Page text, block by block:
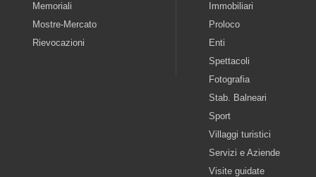
Memoriali
Mostre-Mercato
Rievocazioni
Immobiliari
Proloco
Enti
Spettacoli
Fotografia
Stab. Balneari
Sport
Villaggi turistici
Servizi e Aziende
Visite guidate